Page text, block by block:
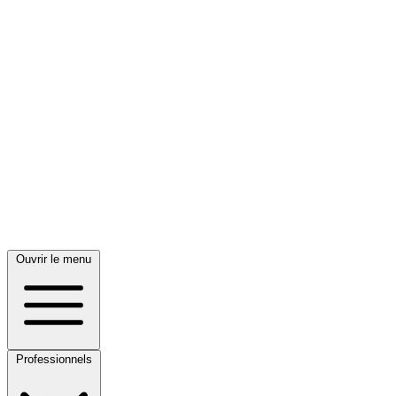
Ouvrir le menu
Professionnels